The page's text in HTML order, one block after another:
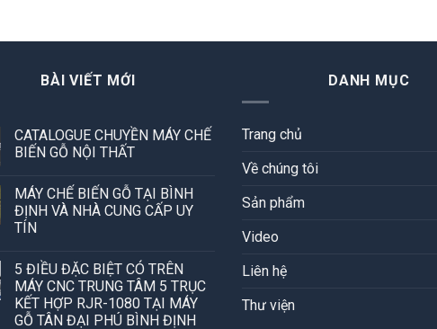
BÀI VIẾT MỚI
CATALOGUE CHUYỀN MÁY CHẾ
BIẾN GỖ NỘI THẤT
MÁY CHẾ BIẾN GỖ TẠI BÌNH
ĐỊNH VÀ NHÀ CUNG CẤP UY
TÍN
5 ĐIỀU ĐẶC BIỆT CÓ TRÊN
MÁY CNC TRUNG TÂM 5 TRỤC
KẾT HỢP RJR-1080 TẠI MÁY
GỖ TÂN ĐẠI PHÚ BÌNH ĐỊNH
DANH MỤC
Trang chủ
Về chúng tôi
Sản phẩm
Video
Liên hệ
Thư viện